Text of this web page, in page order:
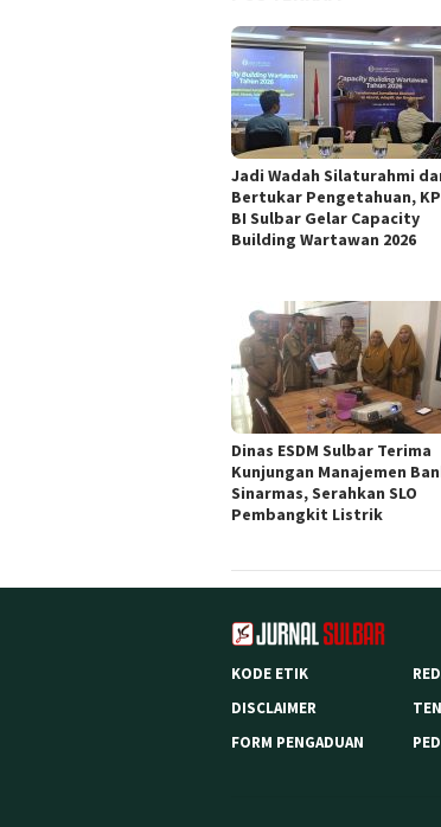
Jadi Wadah Silaturahmi
Bertukar Pengetahuan,
BI Sulbar Gelar Capacity
Building Wartawan 2026
Dinas ESDM Sulbar Terima
Kunjungan Manajemen
Sinarmas, Serahkan SLO
Pembangkit Listrik
KODE ETIK
DISCLAIMER
FORM PENGADUAN